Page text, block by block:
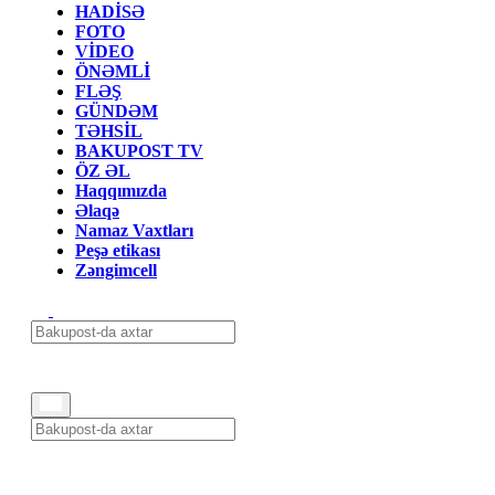
HADİSƏ
FOTO
VİDEO
ÖNƏMLİ
FLƏŞ
GÜNDƏM
TƏHSİL
BAKUPOST TV
ÖZ ƏL
Haqqımızda
Əlaqə
Namaz Vaxtları
Peşə etikası
Zəngimcell